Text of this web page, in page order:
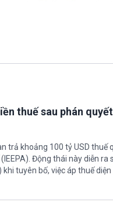
thuế sau phán
trả khoảng 100 tỷ USD thuế
Động thái này diễn ra
tuyên bố, việc áp thuế